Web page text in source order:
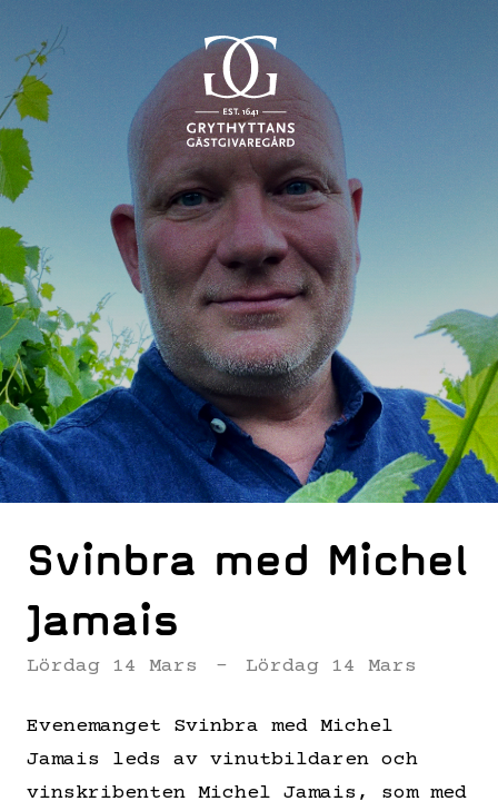
Svinbra med Michel
Jamais
Lördag 14 Mars - Lördag 14 Mars
Evenemanget Svinbra med Michel
Jamais leds av vinutbildaren och
vinskribenten Michel Jamais, som med